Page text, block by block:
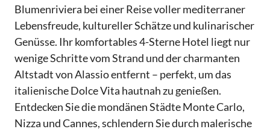
Blumenriviera bei einer Reise voller mediterraner
Lebensfreude, kultureller Schätze und kulinarischer
Genüsse. Ihr komfortables 4-Sterne Hotel liegt nur
wenige Schritte vom Strand und der charmanten
Altstadt von Alassio entfernt – perfekt, um das
italienische Dolce Vita hautnah zu genießen.
Entdecken Sie die mondänen Städte Monte Carlo,
Nizza und Cannes, schlendern Sie durch malerische